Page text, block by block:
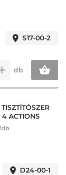
S17-00-2
db
4 ACTIONS
D24-00-1